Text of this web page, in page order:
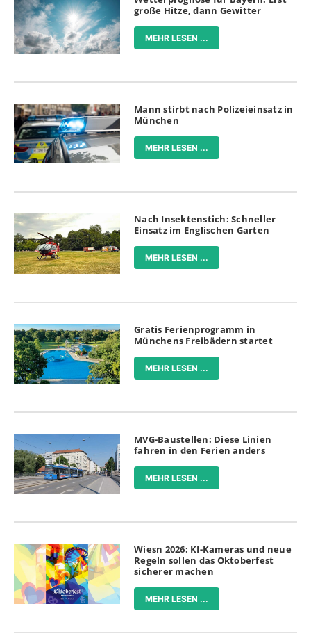
große Hitze, dann Gewitter
MEHR LESEN ...
Mann stirbt nach Polizeieinsatz in
München
MEHR LESEN ...
Nach Insektenstich: Schneller
Einsatz im Englischen Garten
MEHR LESEN ...
Gratis Ferienprogramm in
Münchens Freibädern startet
MEHR LESEN ...
MVG-Baustellen: Diese Linien
fahren in den Ferien anders
MEHR LESEN ...
Wiesn 2026: KI-Kameras und neue
Regeln sollen das Oktoberfest
sicherer machen
MEHR LESEN ...